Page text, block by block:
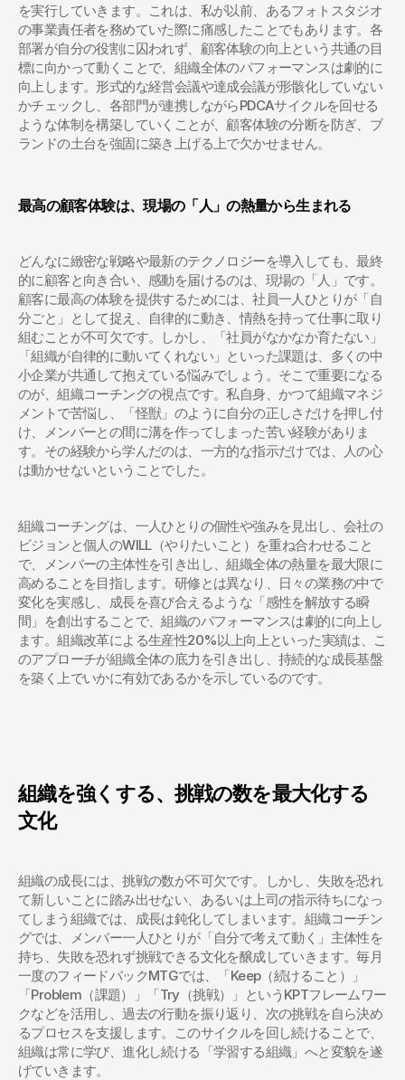
を実行していきます。これは、私が以前、あるフォトスタジオ
の事業責任者を務めていた際に痛感したことでもあります。各
部署が自分の役割に囚われず、顧客体験の向上という共通の目
標に向かって動くことで、組織全体のパフォーマンスは劇的に
向上します。形式的な経営会議や達成会議が形骸化していない
かチェックし、各部門が連携しながらPDCAサイクルを回せる
ような体制を構築していくことが、顧客体験の分断を防ぎ、ブ
ランドの土台を強固に築き上げる上で欠かせません。
最高の顧客体験は、現場の「人」の熱量から生まれる
どんなに緻密な戦略や最新のテクノロジーを導入しても、最終
的に顧客と向き合い、感動を届けるのは、現場の「人」です。
顧客に最高の体験を提供するためには、社員一人ひとりが「自
分ごと」として捉え、自律的に動き、情熱を持って仕事に取り
組むことが不可欠です。しかし、「社員がなかなか育たない」
「組織が自律的に動いてくれない」といった課題は、多くの中
小企業が共通して抱えている悩みでしょう。そこで重要になる
のが、組織コーチングの視点です。私自身、かつて組織マネジ
メントで苦悩し、「怪獣」のように自分の正しさだけを押し付
け、メンバーとの間に溝を作ってしまった苦い経験がありま
す。その経験から学んだのは、一方的な指示だけでは、人の心
は動かせないということでした。
組織コーチングは、一人ひとりの個性や強みを見出し、会社の
ビジョンと個人のWILL（やりたいこと）を重ね合わせること
で、メンバーの主体性を引き出し、組織全体の熱量を最大限に
高めることを目指します。研修とは異なり、日々の業務の中で
変化を実感し、成長を喜び合えるような「感性を解放する瞬
間」を創出することで、組織のパフォーマンスは劇的に向上し
ます。組織改革による生産性20%以上向上といった実績は、こ
のアプローチが組織全体の底力を引き出し、持続的な成長基盤
を築く上でいかに有効であるかを示しているのです。
組織を強くする、挑戦の数を最大化する
文化
組織の成長には、挑戦の数が不可欠です。しかし、失敗を恐れ
て新しいことに踏み出せない、あるいは上司の指示待ちになっ
てしまう組織では、成長は鈍化してしまいます。組織コーチン
グでは、メンバー一人ひとりが「自分で考えて動く」主体性を
持ち、失敗を恐れず挑戦できる文化を醸成していきます。毎月
一度のフィードバックMTGでは、「Keep（続けること）」
「Problem（課題）」「Try（挑戦）」というKPTフレームワー
クなどを活用し、過去の行動を振り返り、次の挑戦を自ら決め
るプロセスを支援します。このサイクルを回し続けることで、
組織は常に学び、進化し続ける「学習する組織」へと変貌を遂
げていきます。